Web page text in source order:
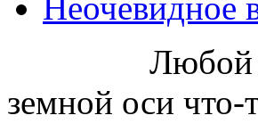
Неочевидное
Любой
земной оси что-